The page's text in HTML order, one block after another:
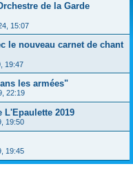
e
de la Garde
15:07
le nouveau carnet de chant
19:47
les armées"
22:19
2019
19:50
19:45